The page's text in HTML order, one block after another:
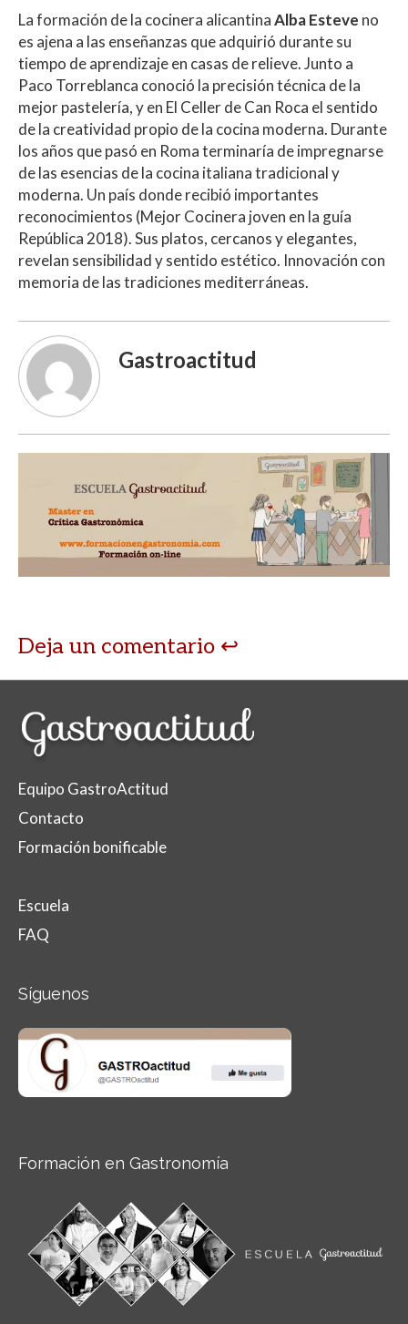
La formación de la cocinera alicantinaAlba Esteve no
es ajena a las enseñanzas que adquirió durante su
tiempo de aprendizaje en casas de relieve. Junto a
Paco Torreblanca conoció la precisión técnica de la
mejor pastelería, y en El Celler de Can Roca el sentido
de la creatividad propio de la cocina moderna. Durante
los años que pasó en Roma terminaría de impregnarse
de las esencias de la cocina italiana tradicional y
moderna. Un país donde recibió importantes
reconocimientos (Mejor Cocinera joven en la guía
República 2018). Sus platos, cercanos y elegantes,
revelan sensibilidad y sentido estético. Innovación con
memoria de las tradiciones mediterráneas.
Gastroactitud
Deja un comentario
Equipo GastroActitud
Contacto
Formación bonificable
Escuela
FAQ
Síguenos
Formación en Gastronomía